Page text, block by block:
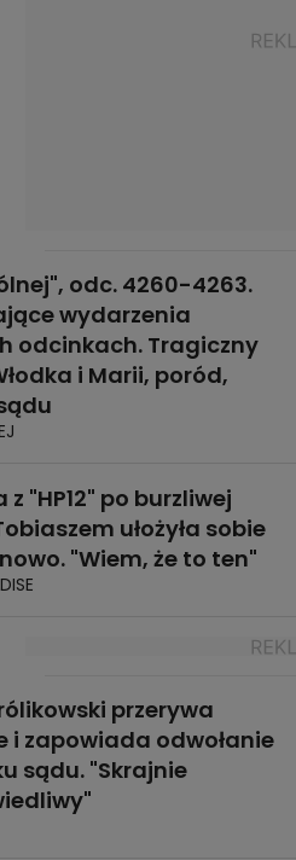
odc. 4260-4263.
wydarzenia
odcinkach. Tragiczny
i Marii, poród,
"HP12" po burzliwej
ułożyła sobie
"Wiem, że to ten"
przerywa
i zapowiada odwołanie
sądu. "Skrajnie